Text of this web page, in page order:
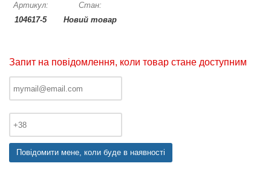
Артикул:
104617-5
Стан:
Новий товар
Запит на повідомлення, коли товар стане доступним
Повідомити мене, коли буде в наявності